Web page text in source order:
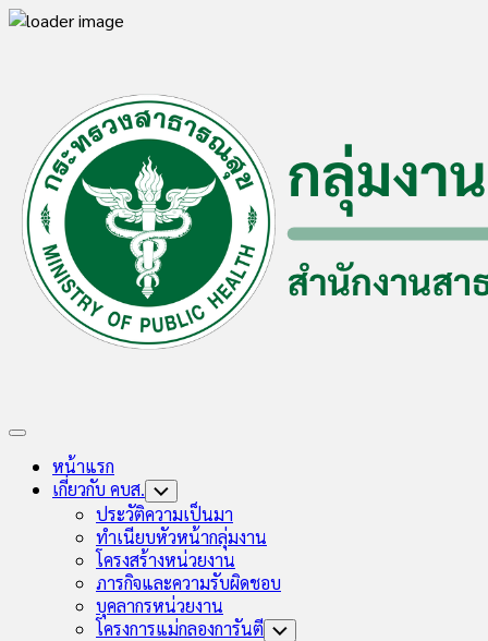
Expand
หน้าแรก
เกี่ยวกับ คบส. Toggle
Child
Menu
ประวัติความเป็นมา
ทำเนียบหัวหน้ากลุ่มงาน
โครงสร้างหน่วยงาน
ภารกิจและความรับผิดชอบ
บุคลากรหน่วยงาน
โครงการแม่กลองการันตี Toggle